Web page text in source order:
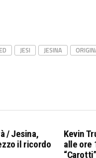
JESI JESINA
/ Jesina,
il ricordo
Kevin
alle ore